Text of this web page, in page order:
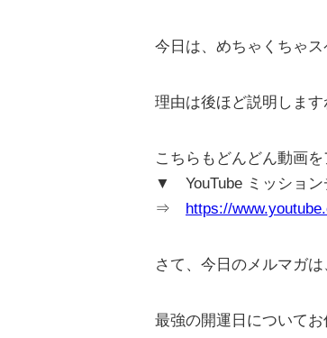
今日は、めちゃくちゃ
理由は後ほど説明します
こちらもどんどん動画
▼ YouTube ミッション
⇒ https://
さて、今日のメルマガは
最強の開運日についてお